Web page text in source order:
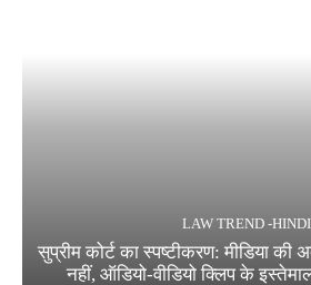
LAW TREND -HINDI
सुप्रीम कोर्ट का स्पष्टीकरण: मीडिया की
नहीं, ऑडियो-वीडियो क्लिप के